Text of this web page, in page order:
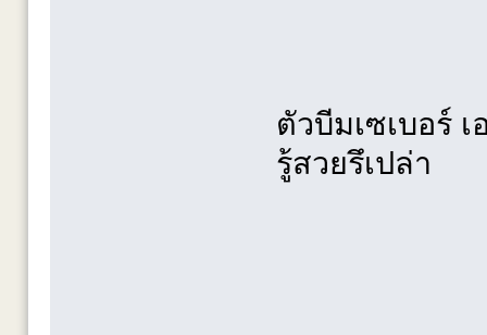
ตัวบีมเซเบอร์
รู้สวยรึเปล่า